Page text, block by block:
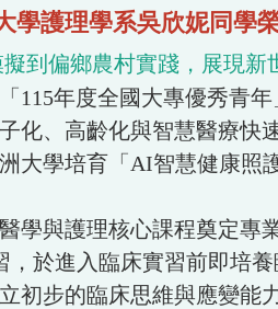
學護理學系吳欣妮同學
到偏鄉農村實踐，展現新
年度全國大專優秀青
化、高齡化與智慧醫療
大學培育「AI智慧健康照
與護理核心課程奠定專
於進入臨床實習前即培
初步的臨床思維與應變能力